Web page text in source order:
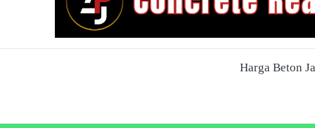
Harga Beton